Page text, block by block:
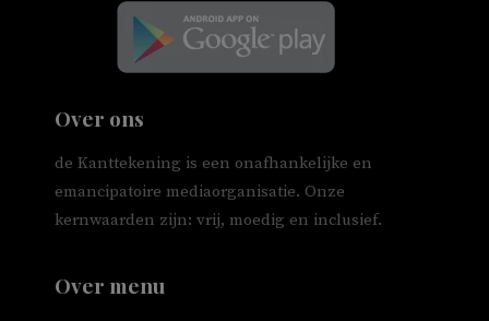
Over ons
de Kanttekening is een onafhankelijke en
emancipatoire mediaorganisatie. Onze
kernwaarden zijn: vrij, moedig en inclusief.
Over menu